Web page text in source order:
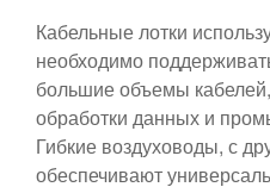
Кабельные лотки
необходимо
большие объемы
обработки данных и
Гибкие воздуховоды, с
обеспечивают